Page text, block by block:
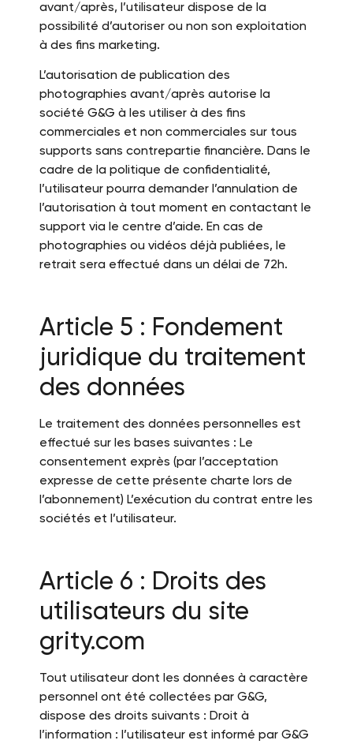
avant/après, l’utilisateur dispose de la
possibilité d’autoriser ou non son exploitation
à des fins marketing.
L’autorisation de publication des
photographies avant/après autorise la
société G&G à les utiliser à des fins
commerciales et non commerciales sur tous
supports sans contrepartie financière. Dans le
cadre de la politique de confidentialité,
l’utilisateur pourra demander l’annulation de
l’autorisation à tout moment en contactant le
support via le centre d’aide. En cas de
photographies ou vidéos déjà publiées, le
retrait sera effectué dans un délai de 72h.
Article 5 : Fondement
juridique du traitement
des données
Le traitement des données personnelles est
effectué sur les bases suivantes : Le
consentement exprès (par l’acceptation
expresse de cette présente charte lors de
l’abonnement) L’exécution du contrat entre les
sociétés et l’utilisateur.
Article 6 : Droits des
utilisateurs du site
grity.com
Tout utilisateur dont les données à caractère
personnel ont été collectées par G&G,
dispose des droits suivants : Droit à
l’information : l’utilisateur est informé par G&G